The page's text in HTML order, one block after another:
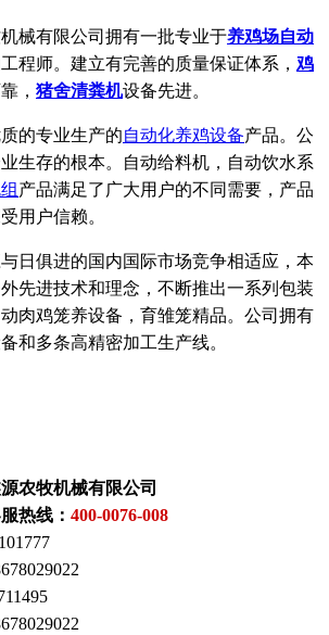
有限公司拥有一批专业于养鸡场自动
程师。建立有完善的质量保证体系， 鸡
， 猪舍清粪机设备先进。
的专业生产的自动化养鸡设备产品。公
生存的根本。自动给料机，自动饮水系
产品满足了广大用户的不同需要，产品
用户信赖。
俱进的国内国际市场竞争相适应，本
先进技术和理念，不断推出一系列包装
肉鸡笼养设备，育雏笼精品。公司拥有
和多条高精密加工生产线。
农牧机械有限公司
热线： 400-0076-008